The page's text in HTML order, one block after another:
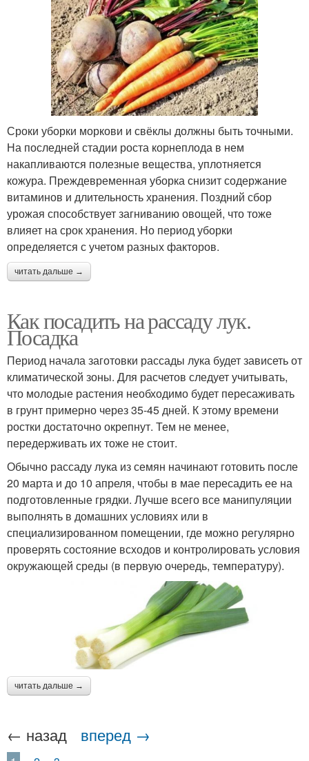
Сроки уборки моркови и свёклы должны быть точными.
На последней стадии роста корнеплода в нем
накапливаются полезные вещества, уплотняется
кожура. Преждевременная уборка снизит содержание
витаминов и длительность хранения. Поздний сбор
урожая способствует загниванию овощей, что тоже
влияет на срок хранения. Но период уборки
определяется с учетом разных факторов.
читать дальше →
Как посадить на рассаду лук.
Посадка
Период начала заготовки рассады лука будет зависеть от
климатической зоны. Для расчетов следует учитывать,
что молодые растения необходимо будет пересаживать
в грунт примерно через 35-45 дней. К этому времени
ростки достаточно окрепнут. Тем не менее,
передерживать их тоже не стоит.
Обычно рассаду лука из семян начинают готовить после
20 марта и до 10 апреля, чтобы в мае пересадить ее на
подготовленные грядки. Лучше всего все манипуляции
выполнять в домашних условиях или в
специализированном помещении, где можно регулярно
проверять состояние всходов и контролировать условия
окружающей среды (в первую очередь, температуру).
читать дальше →
← назад вперед →